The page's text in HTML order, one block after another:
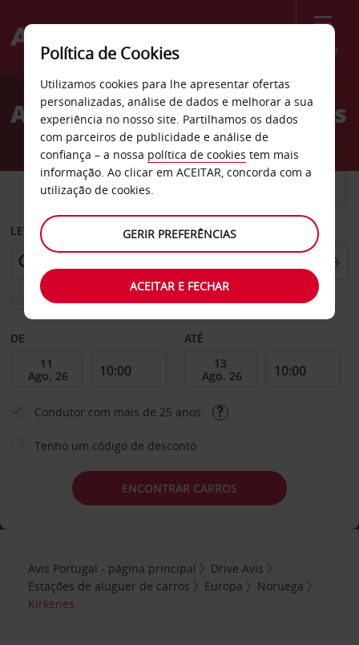
Menu
Welcome
AvisAluguer de carros Kirkenes
CARRO
LEVANTAR EM
Escolher uma estação de devolução diferente
DE ATÉ
Condutor com mais de 25 anos
Tenho um código de desconto
ENCONTRAR CARROS
Avis Portugal - página principal
Drive Avis
Estações de aluguer de carros
Europa
Noruega
Kirkenes
Política de Cookies
Utilizamos cookies para lhe apresentar ofertas
personalizadas, análise de dados e melhorar a sua
experiência no nosso site. Partilhamos os dados
com parceiros de publicidade e análise de
confiança – a nossa política de cookies tem mais
informação. Ao clicar em ACEITAR, concorda com a
utilização de cookies.
GERIR PREFERÊNCIAS
ACEITAR E FECHAR